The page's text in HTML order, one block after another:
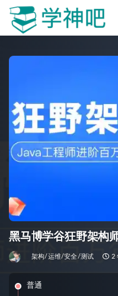
黑马博学谷狂野架构
架构/运维/安全/测试 2
普通